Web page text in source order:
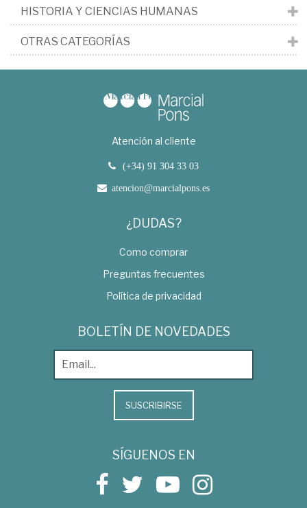
HISTORIA Y CIENCIAS HUMANAS
OTRAS CATEGORÍAS
Atención al cliente
(+34) 91 304 33 03
atencion@marcialpons.es
¿DUDAS?
Como comprar
Preguntas frecuentes
Política de privacidad
BOLETÍN DE NOVEDADES
SUSCRIBIRSE
SÍGUENOS EN